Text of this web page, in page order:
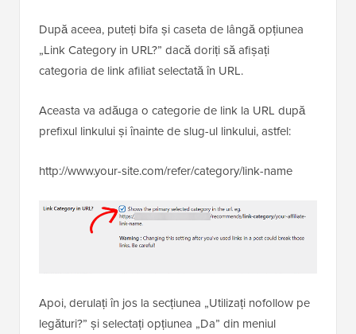
După aceea, puteți bifa și caseta de lângă opțiunea
„Link Category in URL?” dacă doriți să afișați
categoria de link afiliat selectată în URL.
Aceasta va adăuga o categorie de link la URL după
prefixul linkului și înainte de slug-ul linkului, astfel:
http://www.your-site.com/refer/category/link-name
Apoi, derulați în jos la secțiunea „Utilizați nofollow pe
legături?” și selectați opțiunea „Da” din meniul